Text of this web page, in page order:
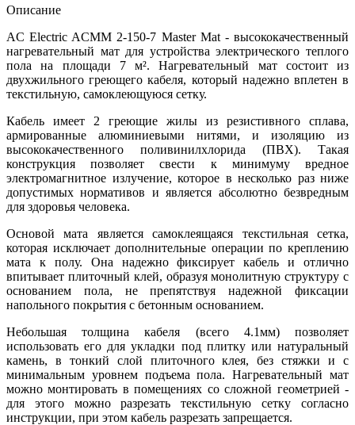
Описание
AC Electric ACMM 2-150-7 Master Mat - высококачественный
нагревательный мат для устройства электрического теплого
пола на площади 7 м². Нагревательный мат состоит из
двухжильного греющего кабеля, который надежно вплетен в
текстильную, самоклеющуюся сетку.
Кабель имеет 2 греющие жилы из резистивного сплава,
армированные алюминиевыми нитями, и изоляцию из
высококачественного поливинилхлорида (ПВХ). Такая
конструкция позволяет свести к минимуму вредное
электромагнитное излучение, которое в несколько раз ниже
допустимых нормативов и является абсолютно безвредным
для здоровья человека.
Основой мата является самоклеящаяся текстильная сетка,
которая исключает дополнительные операции по креплению
мата к полу. Она надежно фиксирует кабель и отлично
впитывает плиточный клей, образуя монолитную структуру с
основанием пола, не препятствуя надежной фиксации
напольного покрытия с бетонным основанием.
Небольшая толщина кабеля (всего 4.1мм) позволяет
использовать его для укладки под плитку или натуральный
камень, в тонкий слой плиточного клея, без стяжки и с
минимальным уровнем подъема пола. Нагревательный мат
можно монтировать в помещениях со сложной геометрией -
для этого можно разрезать текстильную сетку согласно
инструкции, при этом кабель разрезать запрещается.